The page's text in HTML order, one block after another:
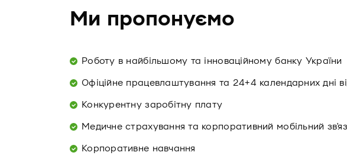
Ми пропонуємо
Роботу в найбільшому та інноваційному банку України
Офіційне працевлаштування та 24+4 календарних дні
Конкурентну заробітну плату
Медичне страхування та корпоративний мобільний
Корпоративне навчання